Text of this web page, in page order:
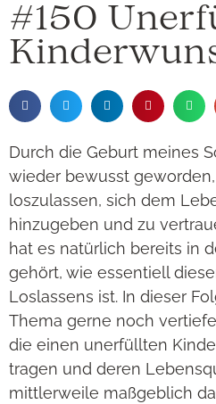
#150
Durch die Geburt meines
wieder bewusst
loszulassen, sich dem
hinzugeben und zu
hat es natürlich bereits in
gehört, wie essentiell
Loslassens ist. In dieser
Thema gerne noch
die einen unerfüllten
tragen und deren
mittlerweile maßgeblich